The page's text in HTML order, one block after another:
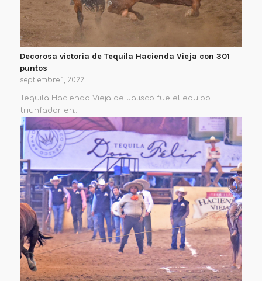
Decorosa victoria de Tequila Hacienda Vieja con 301
puntos
septiembre 1, 2022
Tequila Hacienda Vieja de Jalisco fue el equipo
triunfador en…